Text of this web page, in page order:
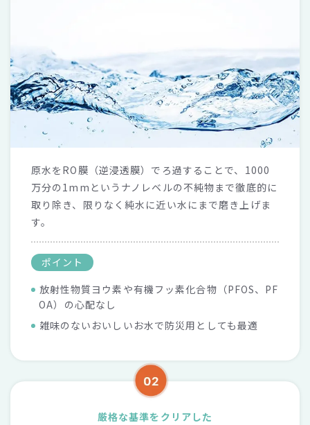
原水をRO膜（逆浸透膜）でろ過することで、1000
万分の1mmというナノレベルの不純物まで徹底的に
取り除き、限りなく純水に近い水にまで磨き上げま
す。
ポイント
放射性物質ヨウ素や有機フッ素化合物（PFOS、PF
OA）の心配なし
雑味のないおいしいお水で防災用としても最適
厳格な基準をクリアした